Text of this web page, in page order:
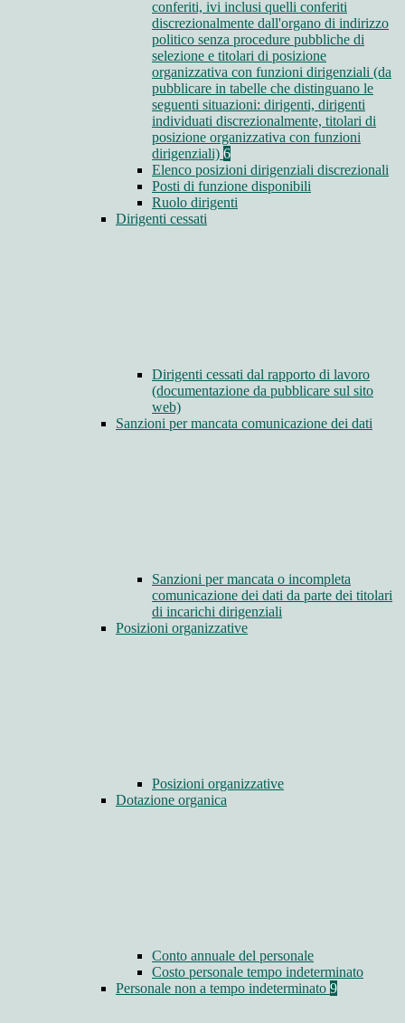
conferiti, ivi inclusi quelli conferiti
discrezionalmente dall'organo di indirizzo
politico senza procedure pubbliche di
selezione e titolari di posizione
organizzativa con funzioni dirigenziali (da
pubblicare in tabelle che distinguano le
seguenti situazioni: dirigenti, dirigenti
individuati discrezionalmente, titolari di
posizione organizzativa con funzioni
dirigenziali) 6
Elenco posizioni dirigenziali discrezionali
Posti di funzione disponibili
Ruolo dirigenti
Dirigenti cessati
Dirigenti cessati dal rapporto di lavoro
(documentazione da pubblicare sul sito
web)
Sanzioni per mancata comunicazione dei dati
Sanzioni per mancata o incompleta
comunicazione dei dati da parte dei titolari
di incarichi dirigenziali
Posizioni organizzative
Posizioni organizzative
Dotazione organica
Conto annuale del personale
Costo personale tempo indeterminato
Personale non a tempo indeterminato 9